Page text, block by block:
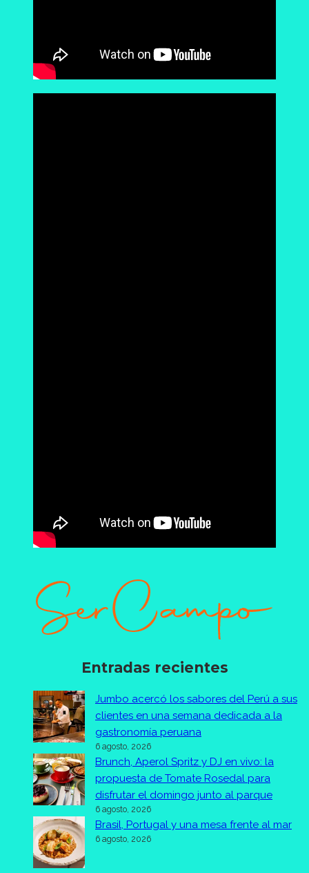
Entradas recientes
Jumbo acercó los sabores del Perú a sus
clientes en una semana dedicada a la
gastronomía peruana
6 agosto, 2026
Brunch, Aperol Spritz y DJ en vivo: la
propuesta de Tomate Rosedal para
disfrutar el domingo junto al parque
6 agosto, 2026
Brasil, Portugal y una mesa frente al mar
6 agosto, 2026